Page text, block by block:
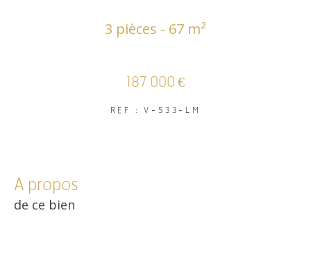
3 pièces - 67 m²
187 000 €
REF : V-533-LM
a propos
de ce bien
RECHERCHER